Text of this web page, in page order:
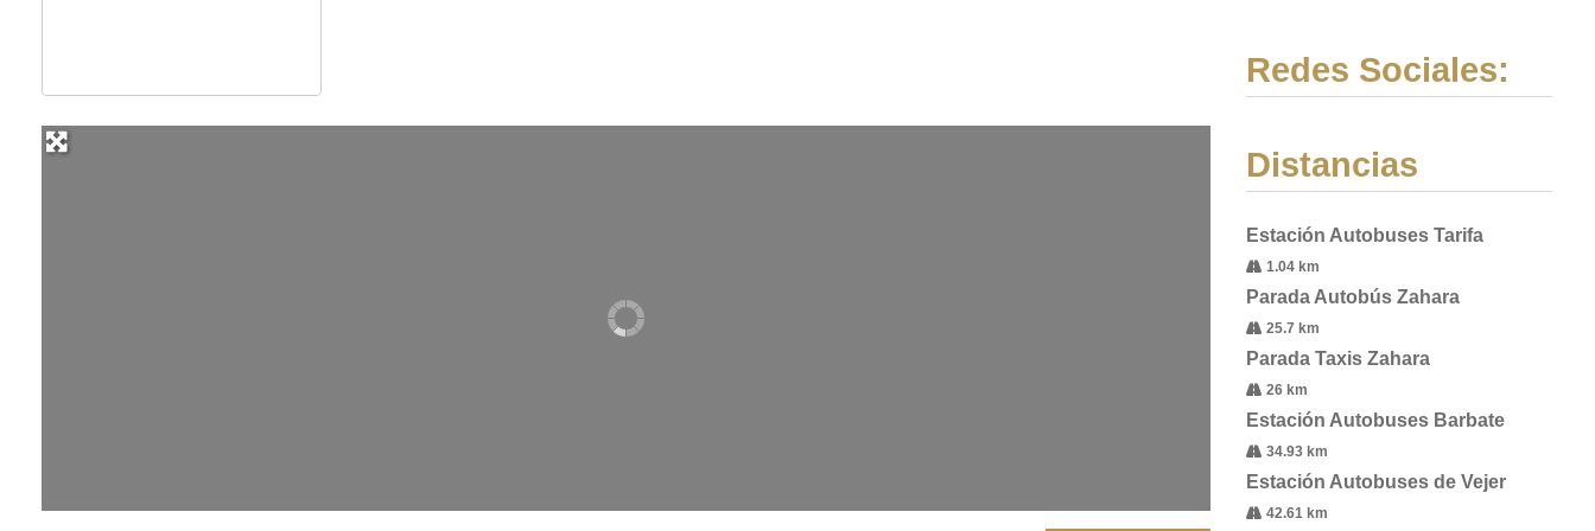
Redes Sociales:
Distancias
Estación Autobuses Tarifa
1.04 km
Parada Autobús Zahara
25.7 km
Parada Taxis Zahara
26 km
Estación Autobuses Barbate
34.93 km
Estación Autobuses de Vejer
42.61 km